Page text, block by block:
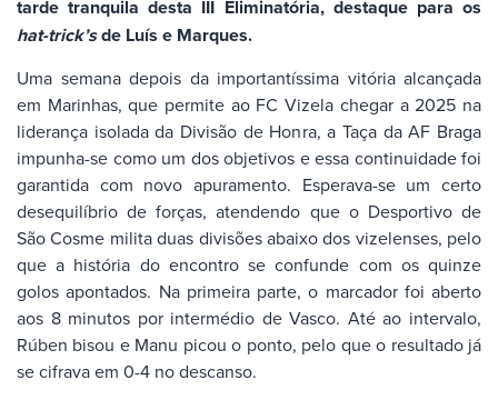
tarde tranquila desta III Eliminatória, destaque para os
hat-trick’sde Luís e Marques.
Uma semana depois da importantíssima vitória alcançada
em Marinhas, que permite ao FC Vizela chegar a 2025 na
liderança isolada da Divisão de Honra, a Taça da AF Braga
impunha-se como um dos objetivos e essa continuidade foi
garantida com novo apuramento. Esperava-se um certo
desequilíbrio de forças, atendendo que o Desportivo de
São Cosme milita duas divisões abaixo dos vizelenses, pelo
que a história do encontro se confunde com os quinze
golos apontados. Na primeira parte, o marcador foi aberto
aos 8 minutos por intermédio de Vasco. Até ao intervalo,
Rúben bisou e Manu picou o ponto, pelo que o resultado já
se cifrava em 0-4 no descanso.